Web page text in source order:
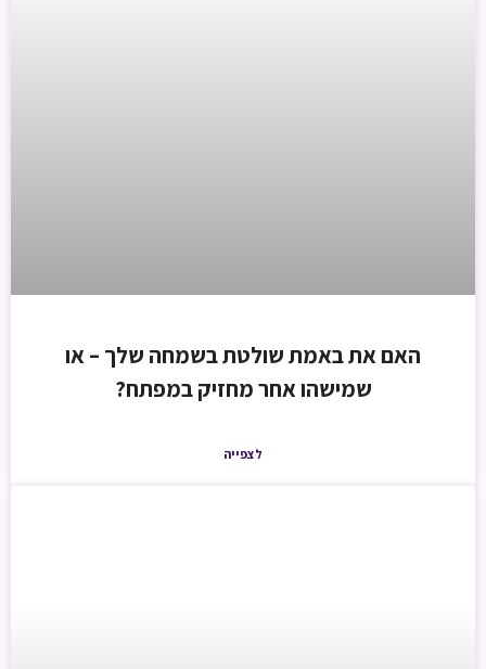
האם את באמת שולטת בשמחה שלך – או
שמישהו אחר מחזיק במפתח?
לצפייה